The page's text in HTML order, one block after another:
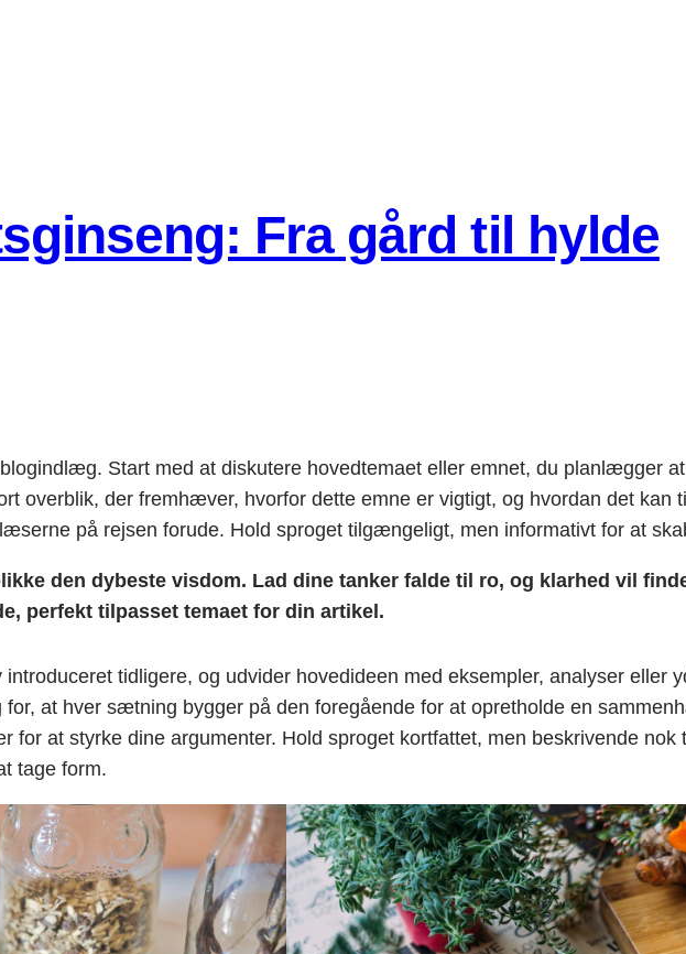
Fra gård til hylde
Start med at diskutere hovedtemaet eller emnet, du planlægger
overblik, der fremhæver, hvorfor dette emne er vigtigt, og hvordan det kan
på rejsen forude. Hold sproget tilgængeligt, men informativt for at
den dybeste visdom. Lad dine tanker falde til ro, og klarhed vil
perfekt tilpasset temaet for din artikel.
tidligere, og udvider hovedideen med eksempler, analyser eller
at hver sætning bygger på den foregående for at opretholde en
for at styrke dine argumenter. Hold sproget kortfattet, men beskrivende
tage form.